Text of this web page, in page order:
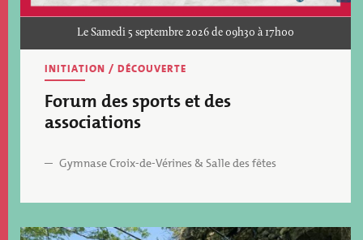
Le Samedi 5 septembre 2026 de 09h30 à 17h00
INITIATION / DÉCOUVERTE
Forum des sports et des
associations
Gymnase Croix-de-Vérines & Salle des fêtes